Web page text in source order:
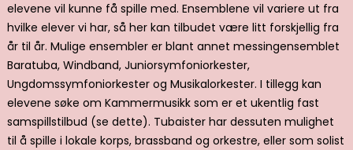
elevene vil kunne få spille med. Ensemblene vil variere ut fra
hvilke elever vi har, så her kan tilbudet være litt forskjellig fra
år til år. Mulige ensembler er blant annet messingensemblet
Baratuba, Windband, Juniorsymfoniorkester,
Ungdomssymfoniorkester og Musikalorkester. I tillegg kan
elevene søke om Kammermusikk som er et ukentlig fast
samspillstilbud (se dette). Tubaister har dessuten mulighet
til å spille i lokale korps, brassband og orkestre, eller som solist